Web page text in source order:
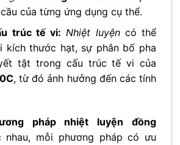
của từng ứng dụng cụ thể.
trúc tế vi: Nhiệt luyệncó thể
kích thước hạt, sự phân bố pha
tật trong cấu trúc tế vi của
, từ đó ảnh hưởng đến các tính
pháp nhiệt luyện đồng
nhau, mỗi phương pháp có ưu
I’m not interested!